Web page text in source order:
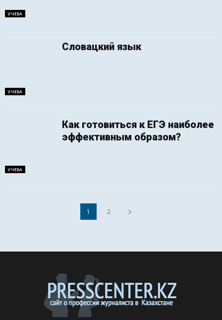
УЧЕБА
УЧЕБА
Словацкий язык
УЧЕБА
Как готовиться к ЕГЭ наиболее
эффективным образом?
1 2